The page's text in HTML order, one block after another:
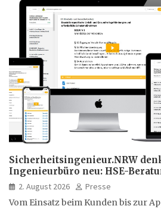
Sicherheitsingenieur.NRW
Ingenieurbüro neu: HSE-
hybrid und multimedial
2. August 2026
Presse
Vom Einsatz beim Kunden bis zur